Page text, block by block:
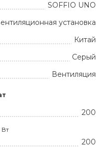
SOFFIO UNO
установка
Китай
Серый
Вентиляция
200
200